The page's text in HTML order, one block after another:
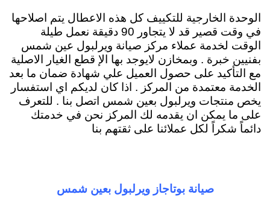
الوحدة الخارجية للتكييف كل هذه الاعطال يتم اصلاحها
في وقت قصير قد لا يتجاور 90 دقيقة نعمل طيلة
الوقت لخدمة عملاء مركز صيانة ويرلبول عين شمس
بفنيين خبرة . وبمخازن لايوجد بها الإ قطع الغيار الاصلية
مع التأكيد على حصول العميل علي شهادة ضمان ما بعد
الخدمة معتمدة من المركز . اذا كان لديكم اي استفسار
يخص منتجات ويرلبول بعين شمس اتصل بنا . للتعرف
على ما يمكن ان يقدمه لك المركز نحن في خدمتك
دائماً شكراً لكل عملائنا على ثقتهم بنا
صيانة بوتاجاز ويرلبول بعين شمس